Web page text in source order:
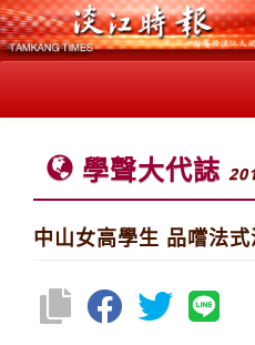
學聲大代誌
中山女高學生 品嚐法式